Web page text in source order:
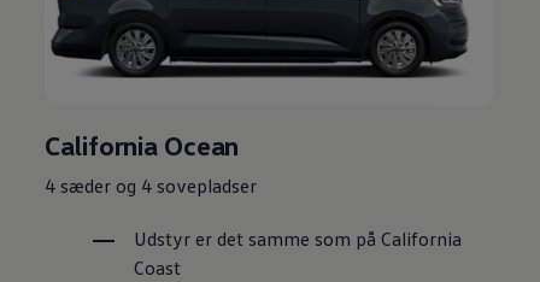
California Ocean
4 sæder og 4 sovepladser
Udstyr er det samme som på California
Coast